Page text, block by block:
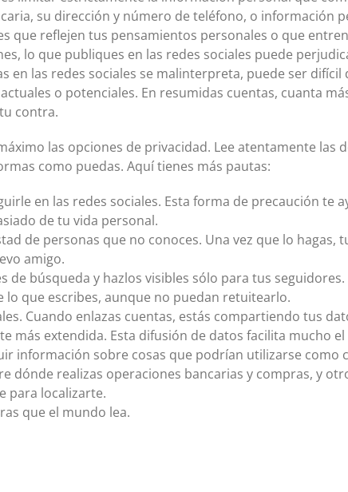
su dirección y número de teléfono, o información
que reflejen tus pensamientos personales o que
lo que publiques en las redes sociales puede
en las redes sociales se malinterpreta, puede ser difícil
o potenciales. En resumidas cuentas, cuanta
contra.
las opciones de privacidad. Lee atentamente las
como puedas. Aquí tienes más pautas:
en las redes sociales. Esta forma de precaución te
de tu vida personal.
de personas que no conoces. Una vez que lo hagas,
amigo.
búsqueda y hazlos visibles sólo para tus
que escribes, aunque no puedan retuitearlo.
Cuando enlazas cuentas, estás compartiendo tus
más extendida. Esta difusión de datos facilita mucho
información sobre cosas que podrían utilizarse como
dónde realizas operaciones bancarias y compras, y
para localizarte.
que el mundo lea.